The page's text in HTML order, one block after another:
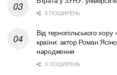
0 ПОШИРЕНЬ
Від тернопільського
країни: актор Роман
народження
0 ПОШИРЕНЬ